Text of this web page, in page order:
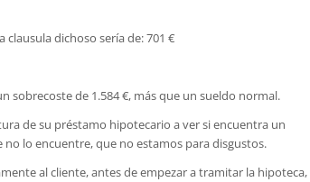
clausula dichoso sería de: 701 €
sobrecoste de 1.584 €, más que un sueldo normal.
de su préstamo hipotecario a ver si encuentra un
lo encuentre, que no estamos para disgustos.
al cliente, antes de empezar a tramitar la hipoteca,